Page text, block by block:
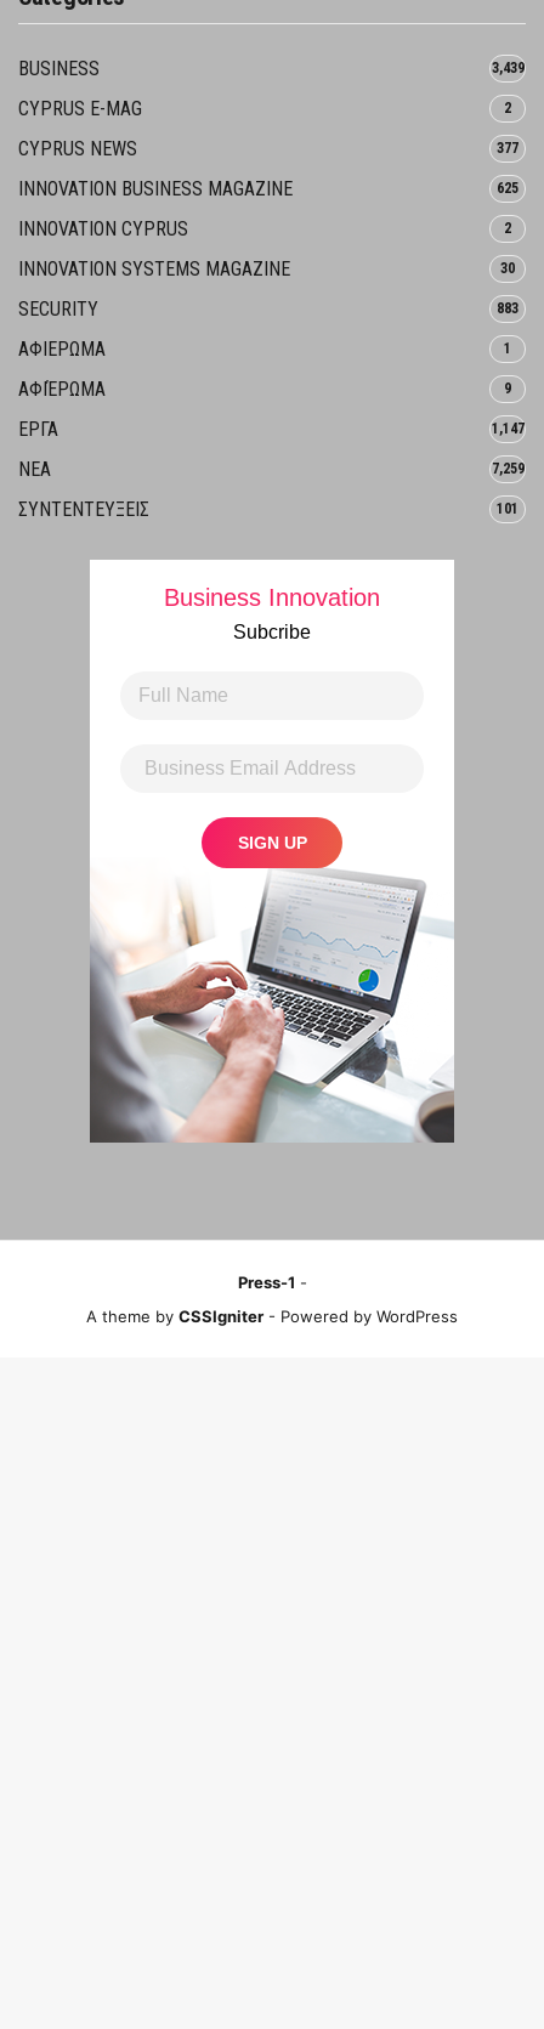
BUSINESS 3,439
CYPRUS E-MAG 2
CYPRUS NEWS 377
INNOVATION BUSINESS MAGAZINE 625
INNOVATION CYPRUS 2
INNOVATION SYSTEMS MAGAZINE 30
SECURITY 883
ΑΦΙΕΡΩΜΑ 1
ΑΦΙΈΡΩΜΑ 9
ΕΡΓΑ 1,147
ΝΕΑ 7,259
ΣΥΝΤΕΝΤΕΥΞΕΙΣ 101
Business Innovation
Subcribe
Press-1 -
A theme by CSSIgniter - Powered by WordPress